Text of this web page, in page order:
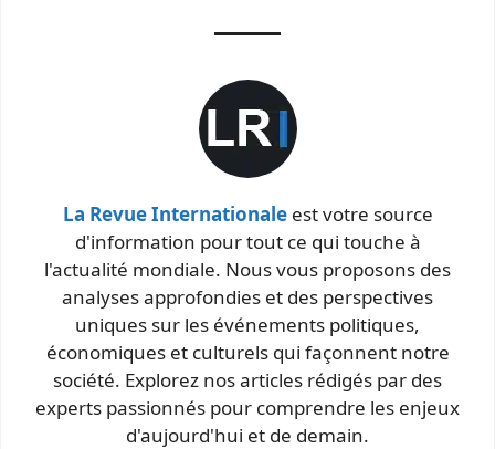
La Revue Internationaleest votre source
d'information pour tout ce qui touche à
l'actualité mondiale. Nous vous proposons des
analyses approfondies et des perspectives
uniques sur les événements politiques,
économiques et culturels qui façonnent notre
société. Explorez nos articles rédigés par des
experts passionnés pour comprendre les enjeux
d'aujourd'hui et de demain.